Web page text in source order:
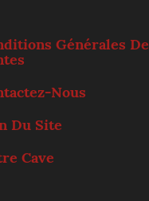
Générales De
Nous
Du Site
Cave